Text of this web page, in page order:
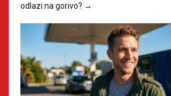
odlazi na gorivo? →